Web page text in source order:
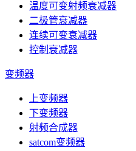
温度可变射频衰减器
二极管衰减器
连续可变衰减器
控制衰减器
变频器
上变频器
下变频器
射频合成器
satcom变频器